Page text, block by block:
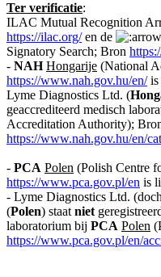
Ter verificatie:
ILAC Mutual Recognition
https://ilac.org/en de
Signatory Search; Bron
- NAH Hongarije (National
https://www.nah.gov.hu/en/is
Lyme Diagnostics Ltd. (
geaccrediteerd medisch
Accreditation Authority);
https://www.nah.gov.hu/en/
- PCA Polen (Polish Centre
https://www.pca.gov.pl/en is
- Lyme Diagnostics Ltd.
(Polen) staat niet
laboratorium bij PCA Polen
https://www.pca.gov.pl/en/